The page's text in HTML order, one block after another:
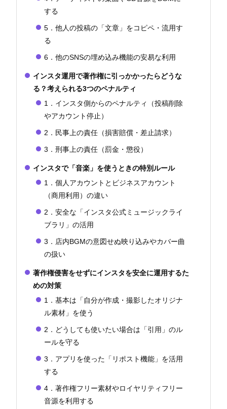
する
5．他人の投稿の「文章」をコピペ・流用す
る
6．他のSNSの埋め込み機能の安易な利用
インスタ運用で著作権に引っかかったらどうな
る？考えられる3つのペナルティ
1．インスタ側からのペナルティ（投稿削除
やアカウント停止）
2．民事上の責任（損害賠償・差止請求）
3．刑事上の責任（罰金・懲役）
インスタで「音楽」を使うときの特別ルール
1．個人アカウントとビジネスアカウント
（商用利用）の違い
2．安全な「インスタ公式ミュージックライ
ブラリ」の活用
3．店内BGMの意図せぬ映り込みやカバー曲
の扱い
著作権侵害をせずにインスタを安全に運用するた
めの対策
1．基本は「自分が作成・撮影したオリジナ
ル素材」を使う
2．どうしても使いたい場合は「引用」のル
ールを守る
3．アプリを使った「リポスト機能」を活用
する
4．著作権フリー素材やロイヤリティフリー
音源を利用する